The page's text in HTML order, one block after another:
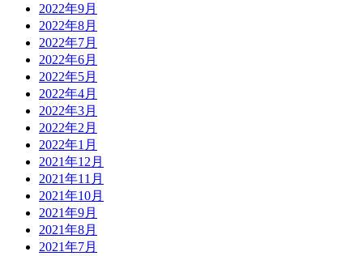
2022年9月
2022年8月
2022年7月
2022年6月
2022年5月
2022年4月
2022年3月
2022年2月
2022年1月
2021年12月
2021年11月
2021年10月
2021年9月
2021年8月
2021年7月